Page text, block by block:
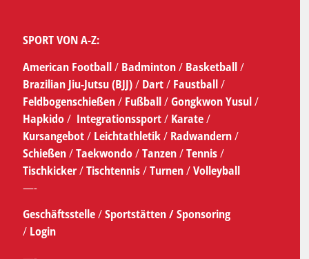
SPORT VON A-Z:
American Football/ Badminton/ Basketball/
Brazilian Jiu-Jutsu (BJJ)/ Dart/ Faustball/
Feldbogenschießen/ Fußball/Gongkwon Yusul/
Hapkido/ Integrationssport/ Karate/
Kursangebot/Leichtathletik/ Radwandern/
Schießen/Taekwondo/Tanzen/Tennis/
Tischkicker/Tischtennis/Turnen/Volleyball
—-
Geschäftsstelle/Sportstätten /Sponsoring
/ Login